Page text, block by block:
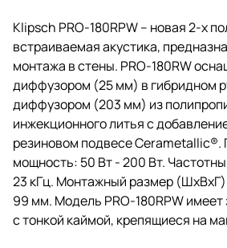
Klipsch PRO-180RPW – новая 2-х
встраиваемая акустика,
монтажа в стены. PRO-180RW
диффузором (25 мм) в гибридном
диффузором (203 мм) из
инжекционного литья с
резиновом подвесе Cerametallic®.
мощность: 50 Вт - 200 Вт.
23 кГц. Монтажный размер
99 мм. Модель PRO-180RPW
с тонкой каймой, крепящиеся на